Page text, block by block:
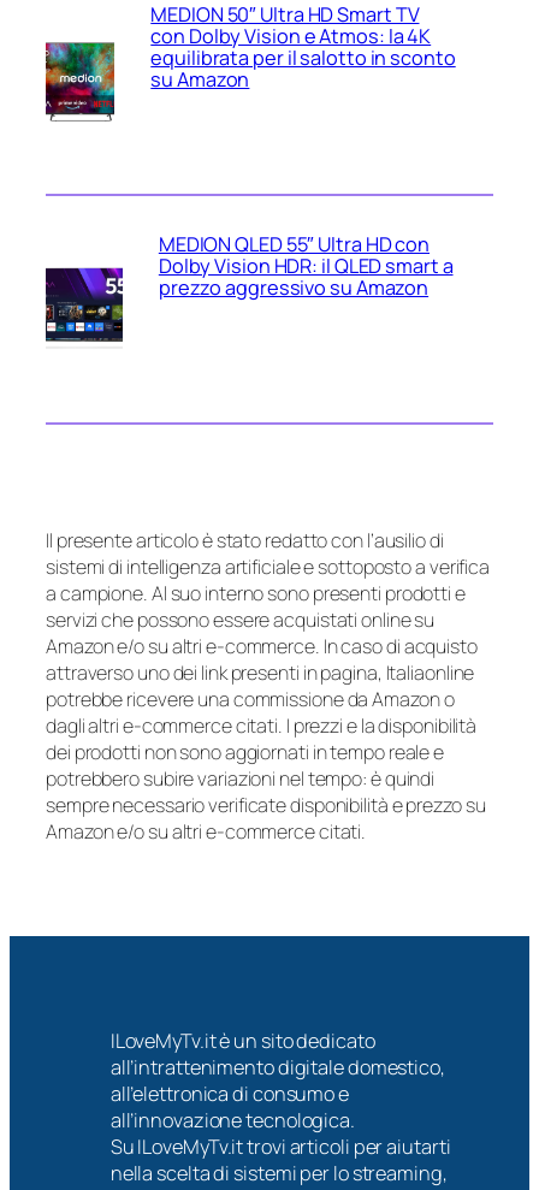
MEDION 50″ Ultra HD Smart TV
con Dolby Vision e Atmos: la 4K
equilibrata per il salotto in sconto
su Amazon
MEDION QLED 55″ Ultra HD con
Dolby Vision HDR: il QLED smart a
prezzo aggressivo su Amazon
Il presente articolo è stato redatto con l’ausilio di
sistemi di intelligenza artificiale e sottoposto a verifica
a campione. Al suo interno sono presenti prodotti e
servizi che possono essere acquistati online su
Amazon e/o su altri e-commerce. In caso di acquisto
attraverso uno dei link presenti in pagina, Italiaonline
potrebbe ricevere una commissione da Amazon o
dagli altri e-commerce citati. I prezzi e la disponibilità
dei prodotti non sono aggiornati in tempo reale e
potrebbero subire variazioni nel tempo: è quindi
sempre necessario verificate disponibilità e prezzo su
Amazon e/o su altri e-commerce citati.
ILoveMyTv.it è un sito dedicato
all’intrattenimento digitale domestico,
all’elettronica di consumo e
all’innovazione tecnologica.
Su ILoveMyTv.it trovi articoli per aiutarti
nella scelta di sistemi per lo streaming,